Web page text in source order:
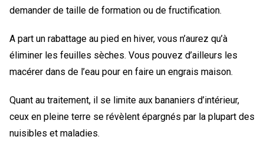
demander de taille de formation ou de fructification.
A part un rabattage au pied en hiver, vous n’aurez qu’à
éliminer les feuilles sèches. Vous pouvez d’ailleurs les
macérer dans de l’eau pour en faire un engrais maison.
Quant au traitement, il se limite aux bananiers d’intérieur,
ceux en pleine terre se révèlent épargnés par la plupart des
nuisibles et maladies.